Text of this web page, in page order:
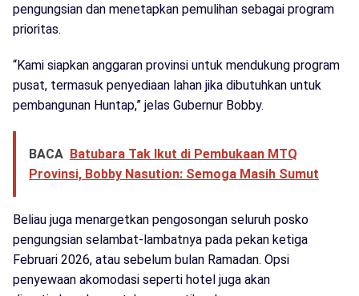
pengungsian dan menetapkan pemulihan sebagai program
prioritas.
“Kami siapkan anggaran provinsi untuk mendukung program
pusat, termasuk penyediaan lahan jika dibutuhkan untuk
pembangunan Huntap,” jelas Gubernur Bobby.
BACA Batubara Tak Ikut di Pembukaan MTQ
Provinsi, Bobby Nasution: Semoga Masih Sumut
Beliau juga menargetkan pengosongan seluruh posko
pengungsian selambat-lambatnya pada pekan ketiga
Februari 2026, atau sebelum bulan Ramadan. Opsi
penyewaan akomodasi seperti hotel juga akan